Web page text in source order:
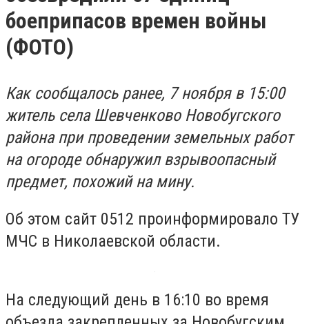
боеприпасов времен войны
(ФОТО)
Как сообщалось ранее, 7 ноября в 15:00
житель села Шевченково Новобугского
района при проведении земельных работ
на огороде обнаружил взрывоопасный
предмет, похожий на мину.
Об этом сайт 0512 проинформировало ТУ
МЧС в Николаевской области.
На следующий день в 16:10 во время